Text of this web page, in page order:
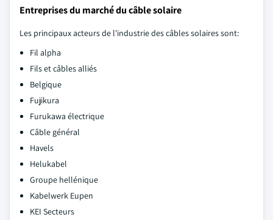
Entreprises du marché du câble solaire
Les principaux acteurs de l'industrie des câbles solaires sont:
Fil alpha
Fils et câbles alliés
Belgique
Fujikura
Furukawa électrique
Câble général
Havels
Helukabel
Groupe hellénique
Kabelwerk Eupen
KEI Secteurs